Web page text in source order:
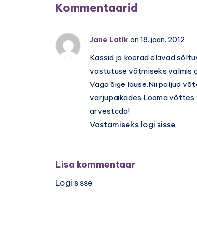
laps
aeg
napib
Kommentaarid
Jane Latik on 18. jaan. 2012
Kassid ja koerad elavad
vastutuse võtmiseks valmis
Väga õige lause.Nii paljud
varjupaikades.Looma võttes
arvestada!
Vastamiseks logi sisse
Lisa kommentaar
Logi sisse